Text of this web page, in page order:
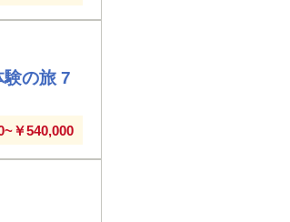
の旅 7
￥540,000